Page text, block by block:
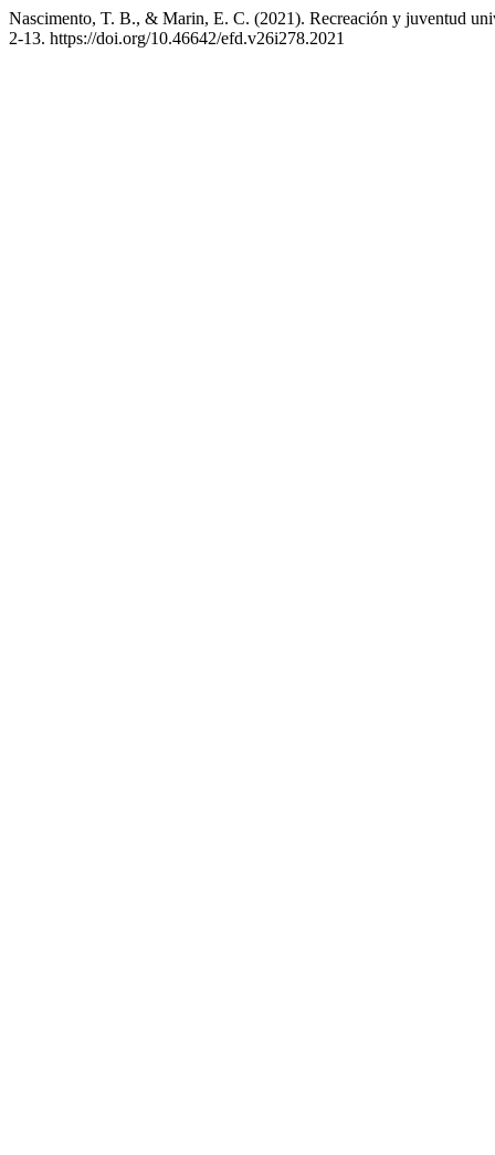
Nascimento, T. B., & Marin, E. C. (2021). Recreación y juventud
2-13. https://doi.org/10.46642/efd.v26i278.2021